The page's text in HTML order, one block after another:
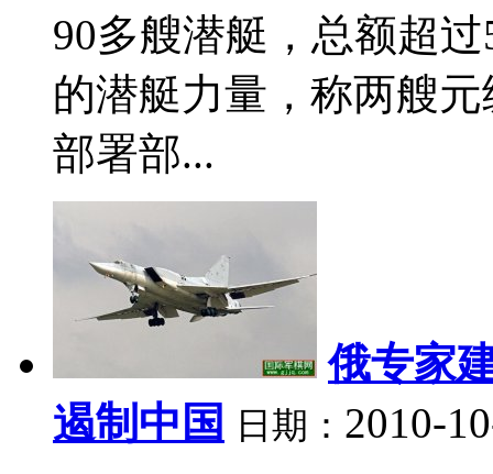
90多艘潜艇，总额超
的潜艇力量，称两艘
部署部...
俄专家
遏制中国
日期： 2010-